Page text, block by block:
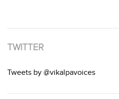
TWITTER
Tweets by @vikalpavoices